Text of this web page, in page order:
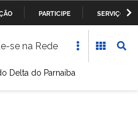
PARA
CONTEÚDO
PARTICIPE
SERVIÇOS
se na Rede
Delta do Parnaíba